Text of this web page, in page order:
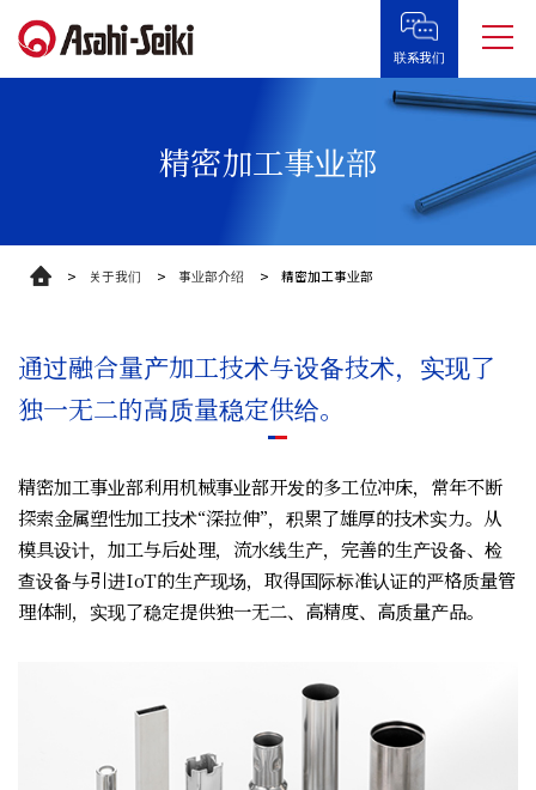
联系我们
精密加工事业部
关于我们 事业部介绍 精密加工事业部
通过融合量产加工技术与设备技术，实现了
独一无二的高质量稳定供给。
精密加工事业部利用机械事业部开发的多工位冲床，常年不断
探索金属塑性加工技术“深拉伸”，积累了雄厚的技术实力。从
模具设计，加工与后处理，流水线生产，完善的生产设备、检
查设备与引进IoT的生产现场，取得国际标准认证的严格质量管
理体制，实现了稳定提供独一无二、高精度、高质量产品。